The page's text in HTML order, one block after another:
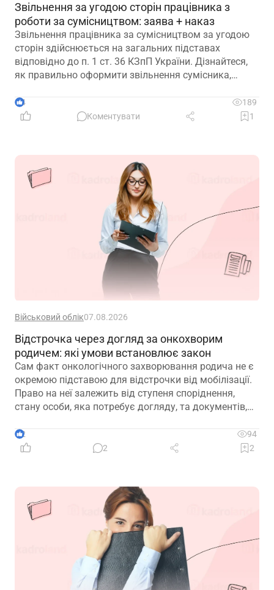
Звільнення за угодою сторін працівника з
роботи за сумісництвом: заява + наказ
Звільнення працівника за сумісництвом за угодою
сторін здійснюється на загальних підставах
відповідно до п. 1 ст. 36 КЗпП України. Дізнайтеся,
як правильно оформити звільнення сумісника,
зафіксувати домовленість між працівником і
роботодавцем.
4
189
Коментувати
1
Військовий облік07.08.2026
Відстрочка через догляд за онкохворим
родичем: які умови встановлює закон
Сам факт онкологічного захворювання родича не є
окремою підставою для відстрочки від мобілізації.
Право на неї залежить від ступеня споріднення,
стану особи, яка потребує догляду, та документів,
2
94
2
2